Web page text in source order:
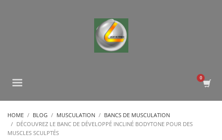
HOME BLOG MUSCULATION
BANCS DE MUSCULATION
DÉCOUVREZ LE BANC DE DÉVELOPPÉ INCLINÉ BODYTONE POUR DES
MUSCLES SCULPTÉS